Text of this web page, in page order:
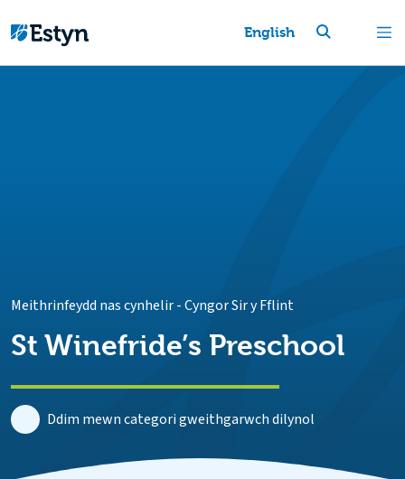
English
Meithrinfeydd nas cynhelir-Cyngor Sir y Fflint
St Winefride’s Preschool
Ddim mewn categori gweithgarwch dilynol